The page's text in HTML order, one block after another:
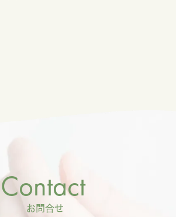
Contact
お問合せ